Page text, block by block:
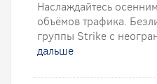
Наслаждайтесь
объёмов трафика.
группы Strike с
дальше